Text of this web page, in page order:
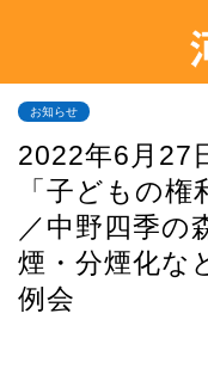
お知らせ
2022年6月27
「子どもの
／中野四季の
煙・分煙化な
例会